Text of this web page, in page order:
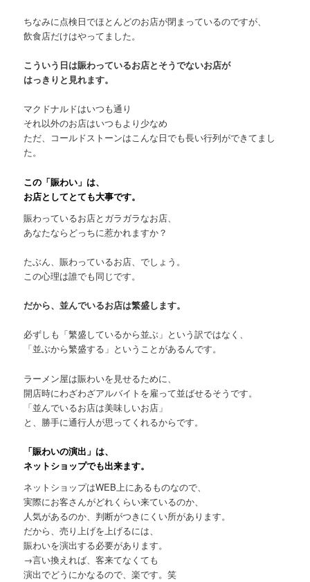
ちなみに点検日でほとんどのお店が閉まっているのですが、
飲食店だけはやってました。
こういう日は賑わっているお店とそうでないお店が
はっきりと見れます。
マクドナルドはいつも通り
それ以外のお店はいつもより少なめ
ただ、コールドストーンはこんな日でも長い行列ができてまし
た。
この「賑わい」は、
お店としてとても大事です。
賑わっているお店とガラガラなお店、
あなたならどっちに惹かれますか？
たぶん、賑わっているお店、でしょう。
この心理は誰でも同じです。
だから、並んでいるお店は繁盛します。
必ずしも「繁盛しているから並ぶ」という訳ではなく、
「並ぶから繁盛する」ということがあるんです。
ラーメン屋は賑わいを見せるために、
開店時にわざわざアルバイトを雇って並ばせるそうです。
「並んでいるお店は美味しいお店」
と、勝手に通行人が思ってくれるからです。
「賑わいの演出」は、
ネットショップでも出来ます。
ネットショップはWEB上にあるものなので、
実際にお客さんがどれくらい来ているのか、
人気があるのか、判断がつきにくい所があります。
だから、売り上げを上げるには、
賑わいを演出する必要があります。
→言い換えれば、客来てなくても
演出でどうにかなるので、楽です。笑